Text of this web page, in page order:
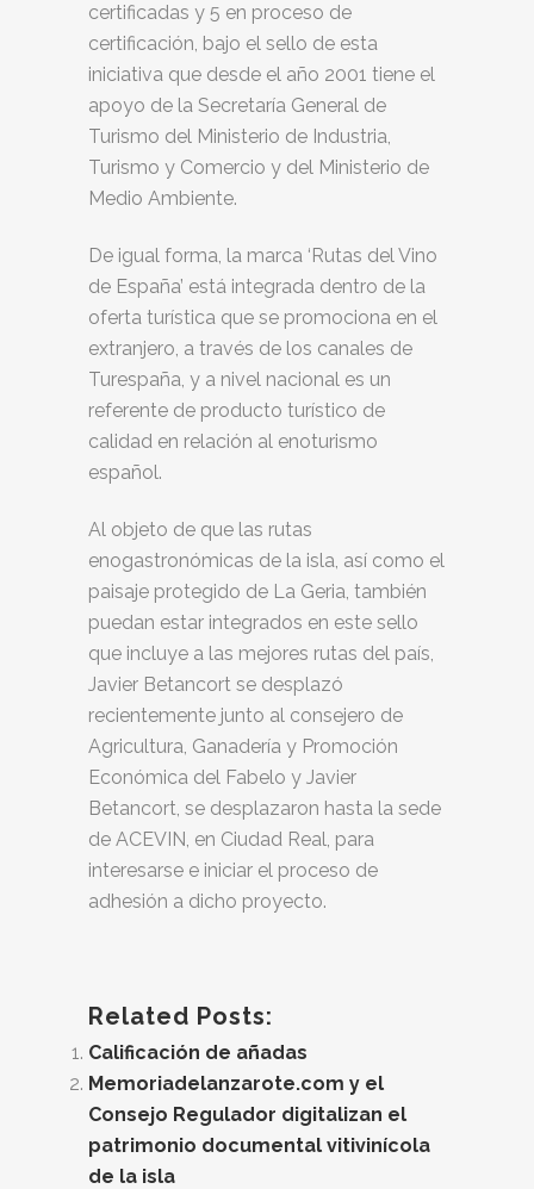
certificadas y 5 en proceso de
certificación, bajo el sello de esta
iniciativa que desde el año 2001 tiene el
apoyo de la Secretaría General de
Turismo del Ministerio de Industria,
Turismo y Comercio y del Ministerio de
Medio Ambiente.
De igual forma, la marca ‘Rutas del Vino
de España’ está integrada dentro de la
oferta turística que se promociona en el
extranjero, a través de los canales de
Turespaña, y a nivel nacional es un
referente de producto turístico de
calidad en relación al enoturismo
español.
Al objeto de que las rutas
enogastronómicas de la isla, así como el
paisaje protegido de La Geria, también
puedan estar integrados en este sello
que incluye a las mejores rutas del país,
Javier Betancort se desplazó
recientemente junto al consejero de
Agricultura, Ganadería y Promoción
Económica del Fabelo y Javier
Betancort, se desplazaron hasta la sede
de ACEVIN, en Ciudad Real, para
interesarse e iniciar el proceso de
adhesión a dicho proyecto.
Related Posts:
Calificación de añadas
Memoriadelanzarote.com y el
Consejo Regulador digitalizan el
patrimonio documental vitivinícola
de la isla